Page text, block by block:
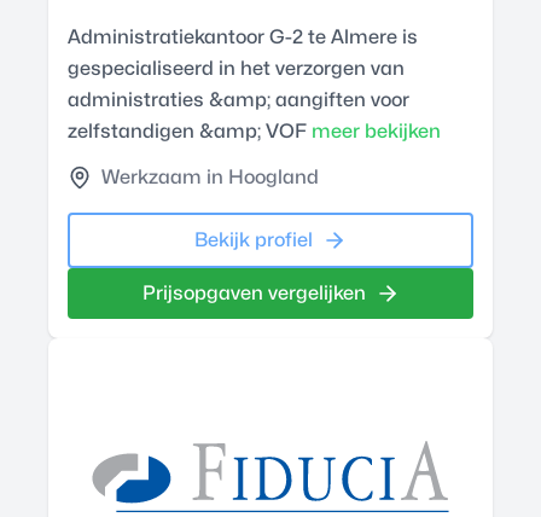
Administratiekantoor G-2 te Almere is
gespecialiseerd in het verzorgen van
administraties &amp; aangiften voor
zelfstandigen &amp; VOF meer bekijken
Werkzaam in Hoogland
Bekijk profiel
Prijsopgaven vergelijken